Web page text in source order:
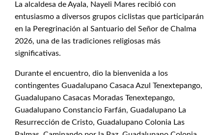
La alcaldesa de Ayala, Nayeli Mares recibió con
entusiasmo a diversos grupos ciclistas que participarán
en la Peregrinación al Santuario del Señor de Chalma
2026, una de las tradiciones religiosas más
significativas.
Durante el encuentro, dio la bienvenida a los
contingentes Guadalupano Casaca Azul Tenextepango,
Guadalupano Casacas Moradas Tenextepango,
Guadalupano Constancio Farfán, Guadalupano La
Resurrección de Cristo, Guadalupano Colonia Las